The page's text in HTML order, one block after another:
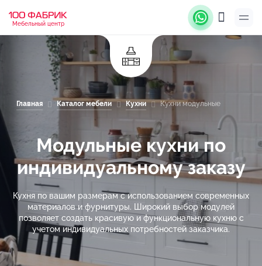
Мебельный центр
Главная Каталог мебели Кухни Кухни модульные
Модульные кухни по
индивидуальному заказу
Кухня по вашим размерам с использованием современных
материалов и фурнитуры. Широкий выбор модулей
позволяет создать красивую и функциональную кухню с
учетом индивидуальных потребностей заказчика.